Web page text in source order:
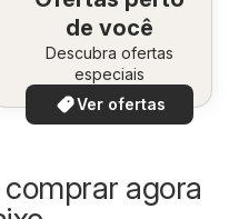
de você
Descubra ofertas
especiais
Ver ofertas
agora